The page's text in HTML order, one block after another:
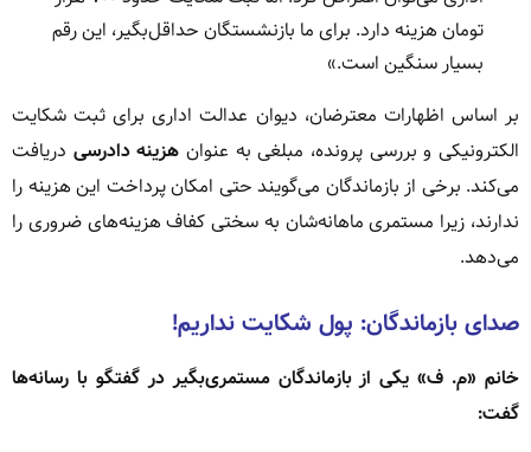
تومان هزینه دارد. برای ما بازنشستگان حداقل‌بگیر، این رقم
بسیار سنگین است.»
بر اساس اظهارات معترضان، دیوان عدالت اداری برای ثبت شکایت
الکترونیکی و بررسی پرونده، مبلغی به عنوان هزینه دادرسی دریافت
می‌کند. برخی از بازماندگان می‌گویند حتی امکان پرداخت این هزینه را
ندارند، زیرا مستمری ماهانه‌شان به سختی کفاف هزینه‌های ضروری را
می‌دهد.
صدای بازماندگان: پول شکایت نداریم!
خانم «م. ف» یکی از بازماندگان مستمری‌بگیر در گفتگو با رسانه‌ها
گفت: